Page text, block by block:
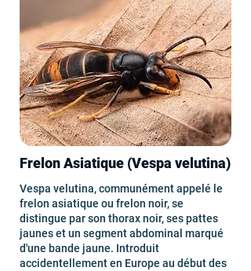
Frelon Asiatique (Vespa velutina)
Vespa velutina, communément appelé le
frelon asiatique ou frelon noir, se
distingue par son thorax noir, ses pattes
jaunes et un segment abdominal marqué
d'une bande jaune. Introduit
accidentellement en Europe au début des